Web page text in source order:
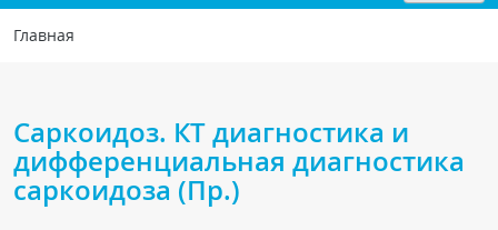
НОВОЕ НА САЙТЕ
Форум
Наш сборник ссылок
Вы здесь
Главная
Саркоидоз. КТ диагностика и
дифференциальная диагностика
саркоидоза (Пр.)